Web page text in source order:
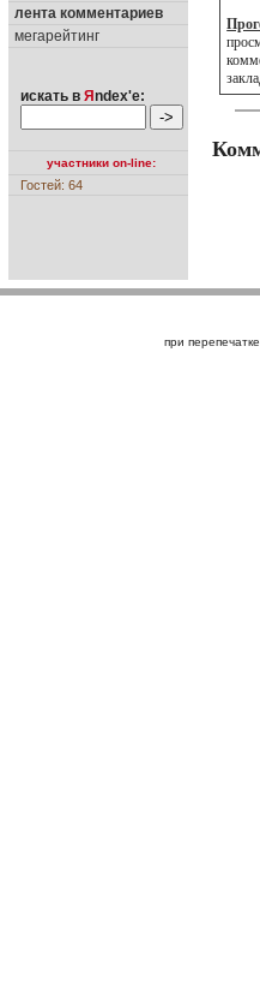
лента комментариев
мегарейтинг
искать в Я ndex'е:
участники on-line:
Гостей: 64
при